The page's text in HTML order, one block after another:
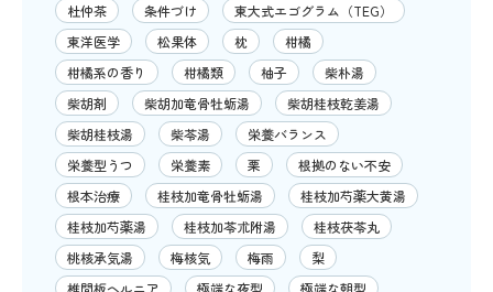
杜仲茶
条件づけ
東大式エゴグラム（TEG）
東洋医学
松果体 枕
柑橘
柑橘系の香り
柑橘類 柚子
柴朴湯
柴胡剤
柴胡加竜骨牡蛎湯
柴胡桂枝乾姜湯
柴胡桂枝湯
柴苓湯
栄養バランス
栄養型うつ
栄養素 栗
根拠のない不安
根本治療
桂枝加竜骨牡蛎湯
桂枝加芍薬大黄湯
桂枝加芍薬湯
桂枝加苓朮附湯
桂枝茯苓丸
桃核承気湯
梅核気 梅雨
梨
椎間板ヘルニア
極端な夜型
極端な朝型